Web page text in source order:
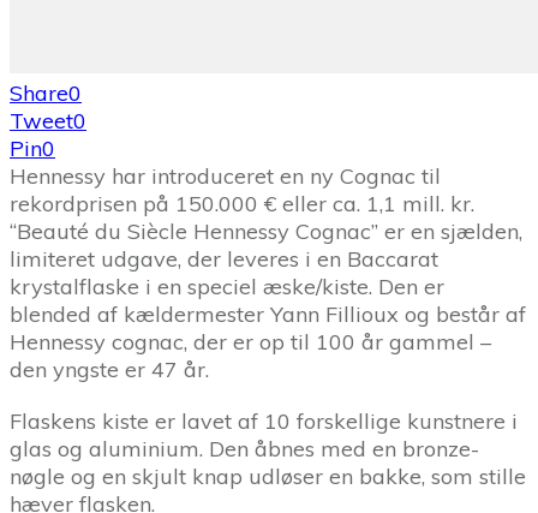
Share0
Tweet0
Pin0
Hennessy har introduceret en ny Cognac til
rekordprisen på 150.000 € eller ca. 1,1 mill. kr.
“Beauté du Siècle Hennessy Cognac” er en sjælden,
limiteret udgave, der leveres i en Baccarat
krystalflaske i en speciel æske/kiste. Den er
blended af kældermester Yann Fillioux og består af
Hennessy cognac, der er op til 100 år gammel –
den yngste er 47 år.
Flaskens kiste er lavet af 10 forskellige kunstnere i
glas og aluminium. Den åbnes med en bronze-
nøgle og en skjult knap udløser en bakke, som stille
hæver flasken.